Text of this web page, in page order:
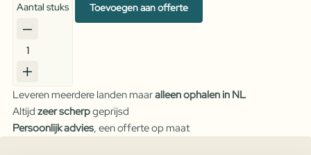
Patioblok
Antraciet
Aantal stuks Toevoegen aan offerte
Leveren meerdere landen maaralleen ophalen in NL
Altijd zeer scherpgeprijsd
Persoonlijk advies, een offerte op maat